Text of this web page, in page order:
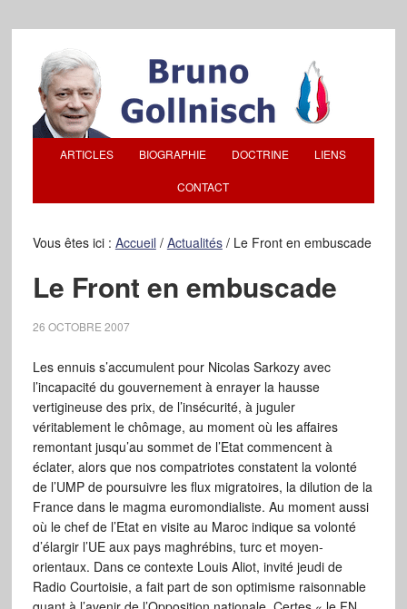
ARTICLES BIOGRAPHIE DOCTRINE LIENS
CONTACT
Vous êtes ici : Accueil / Actualités /Le Front en embuscade
Le Front en embuscade
26 OCTOBRE 2007
Les ennuis s’accumulent pour Nicolas Sarkozy avec
l’incapacité du gouvernement à enrayer la hausse
vertigineuse des prix, de l’insécurité, à juguler
véritablement le chômage, au moment où les affaires
remontant jusqu’au sommet de l’Etat commencent à
éclater, alors que nos compatriotes constatent la volonté
de l’UMP de poursuivre les flux migratoires, la dilution de la
France dans le magma euromondialiste. Au moment aussi
où le chef de l’Etat en visite au Maroc indique sa volonté
d’élargir l’UE aux pays maghrébins, turc et moyen-
orientaux. Dans ce contexte Louis Aliot, invité jeudi de
Radio Courtoisie, a fait part de son optimisme raisonnable